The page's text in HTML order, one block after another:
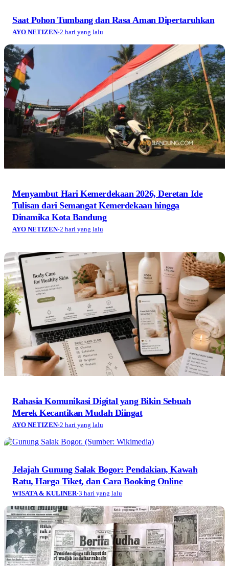
Saat Pohon Tumbang dan Rasa Aman Dipertaruhkan
AYO NETIZEN·2 hari yang lalu
Menyambut Hari Kemerdekaan 2026, Deretan Ide
Tulisan dari Semangat Kemerdekaan hingga
Dinamika Kota Bandung
AYO NETIZEN·2 hari yang lalu
Rahasia Komunikasi Digital yang Bikin Sebuah
Merek Kecantikan Mudah Diingat
AYO NETIZEN·2 hari yang lalu
Jelajah Gunung Salak Bogor: Pendakian, Kawah
Ratu, Harga Tiket, dan Cara Booking Online
WISATA & KULINER·3 hari yang lalu